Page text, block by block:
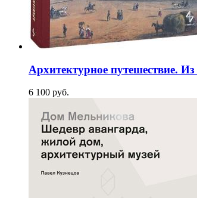
Архитектурное путешествие.
6 100 pуб.